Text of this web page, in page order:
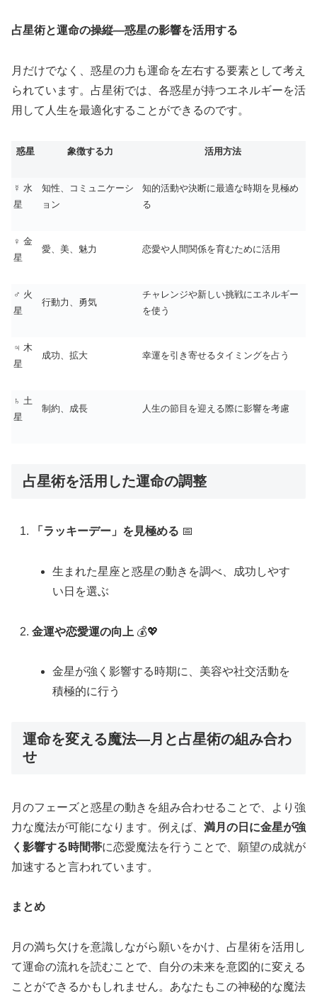
占星術と運命の操縦—惑星の影響を活用する
月だけでなく、惑星の力も運命を左右する要素として考え
られています。占星術では、各惑星が持つエネルギーを活
用して人生を最適化することができるのです。
惑星 象徴する力 活用方法
☿ 水
星
知性、コミュニケーシ
ョン
知的活動や決断に最適な時期を見極め
る
♀ 金
星
愛、美、魅力 恋愛や人間関係を育むために活用
♂ 火
星
行動力、勇気
チャレンジや新しい挑戦にエネルギー
を使う
♃ 木
星
成功、拡大 幸運を引き寄せるタイミングを占う
♄ 土
星
制約、成長 人生の節目を迎える際に影響を考慮
占星術を活用した運命の調整
「ラッキーデー」を見極める 📅
生まれた星座と惑星の動きを調べ、成功しやす
い日を選ぶ
金運や恋愛運の向上 💰💖
金星が強く影響する時期に、美容や社交活動を
積極的に行う
運命を変える魔法—月と占星術の組み合わ
せ
月のフェーズと惑星の動きを組み合わせることで、より強
力な魔法が可能になります。例えば、 満月の日に金星が強
く影響する時間帯に恋愛魔法を行うことで、願望の成就が
加速すると言われています。
まとめ
月の満ち欠けを意識しながら願いをかけ、占星術を活用し
て運命の流れを読むことで、自分の未来を意図的に変える
ことができるかもしれません。あなたもこの神秘的な魔法